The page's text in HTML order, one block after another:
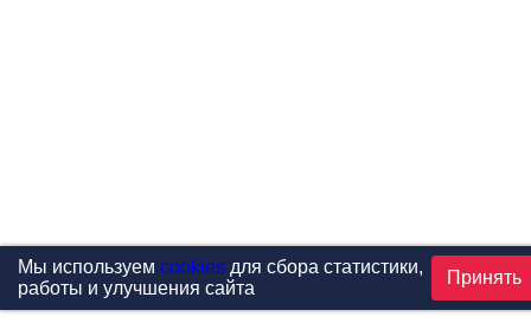
Мы используем cookiesдля сбора статистики,
работы и улучшения сайта
Принять